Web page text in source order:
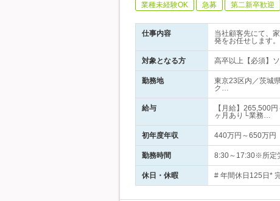
業種未経験OK 急募 第二新卒歓迎
仕事内容
当社顧客先にて、
発をお任せします。
対象となる方 高卒以上【必須】
勤務地
東京23区内／茨城
ク…
給与
【月給】265,500
ヶ月あり└業務…
初年度年収 440万円～650万円
勤務時間 8:30～17:30※所定
休日・休暇 # 年間休日125日*